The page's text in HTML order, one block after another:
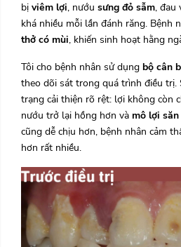
bị viêm lợi, nướu sưng đỏ sẫm, đau
khá nhiều mỗi lần đánh răng. Bệnh
thở có mùi, khiến sinh hoạt hằng
Tôi cho bệnh nhân sử dụng bộ cân
theo dõi sát trong quá trình điều trị.
trạng cải thiện rõ rệt: lợi không còn
nướu trở lại hồng hơn và mô lợi
cũng dễ chịu hơn, bệnh nhân cảm
hơn rất nhiều.